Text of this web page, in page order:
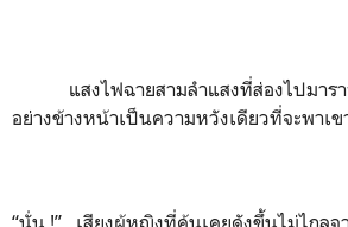
แสงไฟฉายสามลำแสงที่ส่องไปมาราว
อย่างข้างหน้าเป็นความหวังเดียวที่จะพาเ
“นั่น !” เสียงผู้หญิงที่คุ้นเคยดังขึ้นไม่ไกลจ